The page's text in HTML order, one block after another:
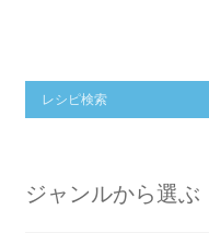
ジャンルから選ぶ